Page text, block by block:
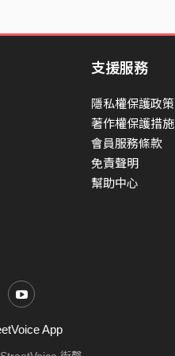
支援服務
隱私權保護政策
著作權保護措施
會員服務條款
免責聲明
幫助中心
App